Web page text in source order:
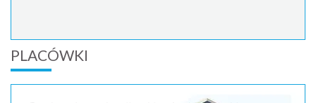
PLACÓWKI